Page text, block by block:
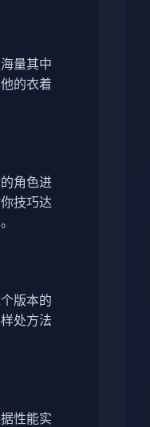
量其中
的衣着
角色进
技巧达
版本的
处方法
性能实